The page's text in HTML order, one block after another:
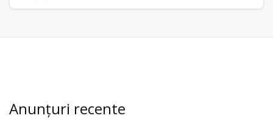
Anunțuri recente